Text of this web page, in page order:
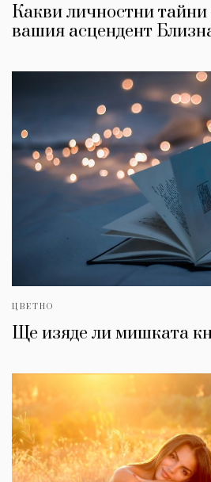
Какви личностни
вашия асцендент
ЦВЕТНО
Ще изяде ли мишката